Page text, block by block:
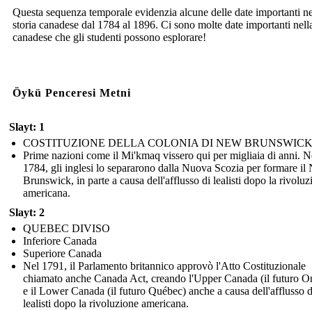
Questa sequenza temporale evidenzia alcune delle date importanti
storia canadese dal 1784 al 1896. Ci sono molte date importanti
canadese che gli studenti possono esplorare!
Öykü Penceresi Metni
Slayt: 1
COSTITUZIONE DELLA COLONIA DI NEW BRUNSWICK
Prime nazioni come il Mi'kmaq vissero qui per migliaia di anni.
1784, gli inglesi lo separarono dalla Nuova Scozia per formare il
Brunswick, in parte a causa dell'afflusso di lealisti dopo la
americana.
Slayt: 2
QUEBEC DIVISO
Inferiore Canada
Superiore Canada
Nel 1791, il Parlamento britannico approvò l'Atto Costituzionale
chiamato anche Canada Act, creando l'Upper Canada (il futuro
e il Lower Canada (il futuro Québec) anche a causa dell'afflusso
lealisti dopo la rivoluzione americana.